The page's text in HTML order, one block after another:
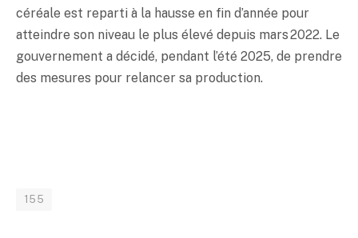
céréale est reparti à la hausse en fin d’année pour
atteindre son niveau le plus élevé depuis mars 2022. Le
gouvernement a décidé, pendant l’été 2025, de prendre
des mesures pour relancer sa production.
155